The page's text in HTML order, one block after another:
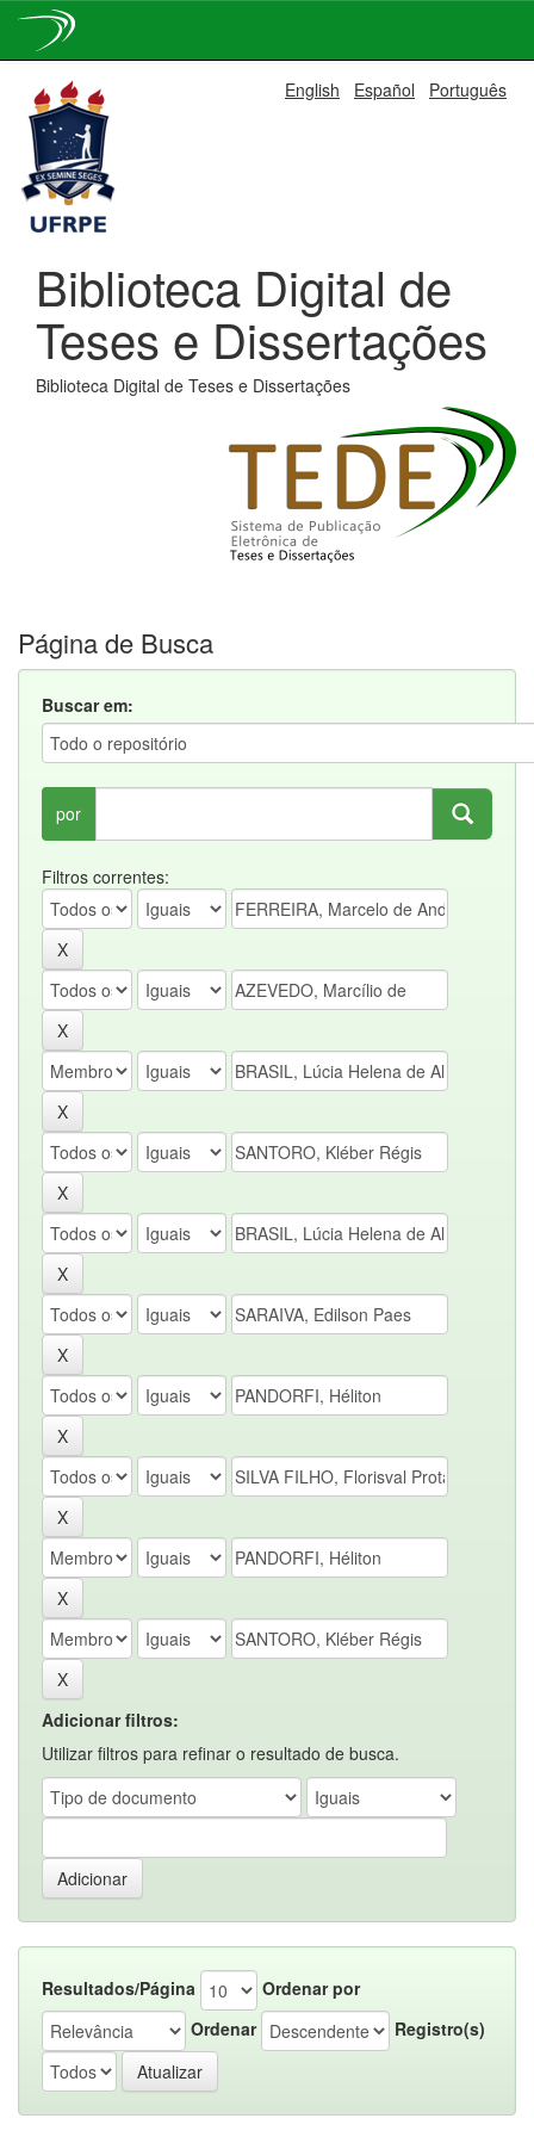
navigation
English Español Português
Biblioteca Digital de
Teses e Dissertações
Biblioteca Digital de Teses e Dissertações
Página de Busca
Buscar em:
por
Filtros correntes:
Adicionar filtros:
Utilizar filtros para refinar o resultado de busca.
Resultados/Página
Ordenar por
Ordenar
Registro(s)